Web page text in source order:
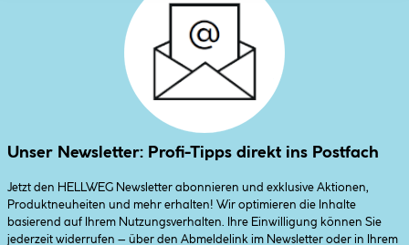
Unser Newsletter: Profi-Tipps direkt ins Postfach
Jetzt den HELLWEG Newsletter abonnieren und exklusive Aktionen,
Produktneuheiten und mehr erhalten! Wir optimieren die Inhalte
basierend auf Ihrem Nutzungsverhalten. Ihre Einwilligung können Sie
jederzeit widerrufen – über den Abmeldelink im Newsletter oder in Ihrem